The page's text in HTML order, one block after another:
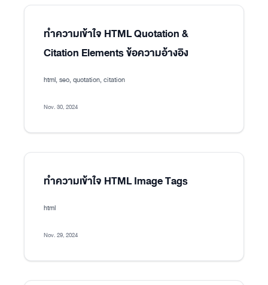
ทำความเข้าใจ HTML Quotation &
Citation Elements ข้อความอ้างอิง
html, seo, quotation, citation
Nov. 30, 2024
ทำความเข้าใจ HTML Image Tags
html
Nov. 29, 2024